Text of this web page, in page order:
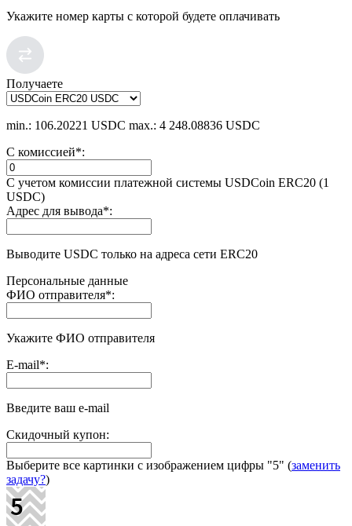
Укажите номер карты с которой будете оплачивать
Получаете
min.: 106.20221 USDC max.: 4 248.08836 USDC
С комиссией*:
С учетом комиссии платежной системы USDCoin ERC20 (1
USDC)
Адрес для вывода*:
Выводите USDC только на адреса сети ERC20
Персональные данные
ФИО отправителя*:
Укажите ФИО отправителя
E-mail*:
Введите ваш e-mail
Скидочный купон:
Выберите все картинки с изображением цифры "5" (заменить
задачу?)